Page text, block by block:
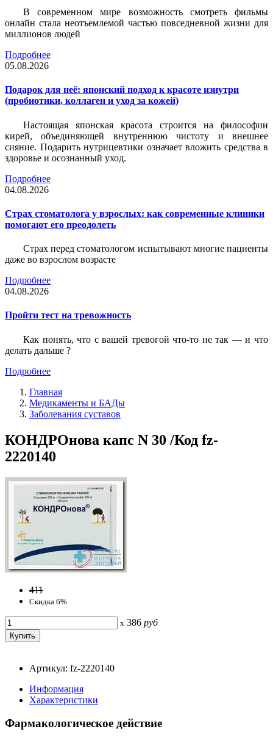
В современном мире возможность смотреть фильмы
онлайн стала неотъемлемой частью повседневной жизни для
миллионов людей
Подробнее
05.08.2026
Подарок для неё: японский подход к красоте изнутри
(пробиотики, коллаген и уход за кожей)
Настоящая японская красота строится на философии
кирей, объединяющей внутреннюю чистоту и внешнее
сияние. Подарить нутрицевтики означает вложить средства в
здоровье и осознанный уход.
Подробнее
04.08.2026
Страх стоматолога у взрослых: как современные клиники
помогают его преодолеть
Страх перед стоматологом испытывают многие пациенты
даже во взрослом возрасте
Подробнее
04.08.2026
Пройти тест на тревожность
Как понять, что с вашей тревогой что-то не так — и что
делать дальше ?
Подробнее
Главная
Медикаменты и БАДы
Заболевания суставов
КОНДРОнова капс N 30 /Код fz-
2220140
411
Скидка 6%
x 386 руб
Артикул: fz-2220140
Информация
Характеристики
Фармакологическое действие